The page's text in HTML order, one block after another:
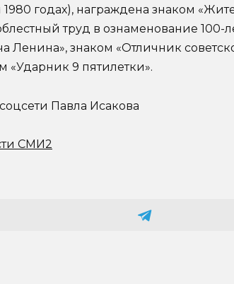
1980 годах), награждена знаком
труд в ознаменование
Ленина», знаком «Отличник
«Ударник 9 пятилетки».
Павла Исакова
СМИ2